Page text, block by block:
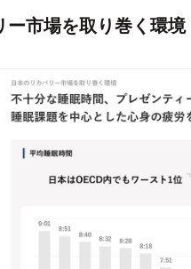
ー市場を取り巻く環境